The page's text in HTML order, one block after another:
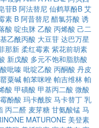
苷B 阿法替尼 仙鹤草酚B 艾
素 B 阿昔替尼 醋氯芬酸 诱
酸 啶虫脒 乙酸 丙烯酸 己二
乙酰丙酸 大豆苷 达巴万星
那新 柔红霉素 紫花前胡素
新戊酸 多元不饱和脂肪酸
吡嗪 吡啶乙酸 丙酮酸 丹皮
罂粟碱 帕苯咪唑 帕吉维林 帕
酸 甲磺酸 甲基丙二酸 微酸
霉酚酸 玛卡酰胺 马卡替丁 乳
丙二醛 麦芽糖 甘氨酸锰 马
MATURONE 美登素